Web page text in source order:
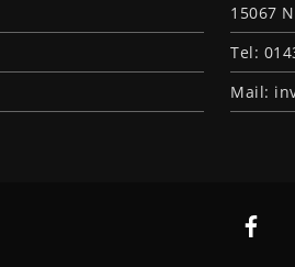
15067
Tel:
Mail: